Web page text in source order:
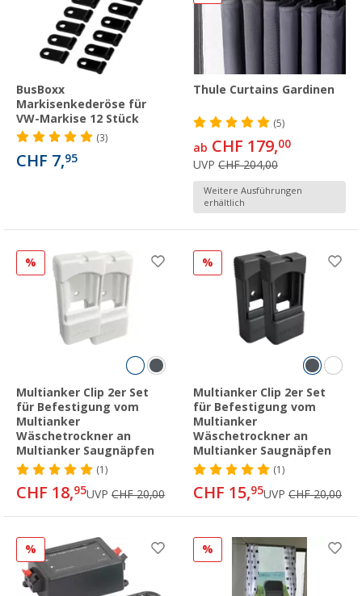
BusBoxx
Markisenkederöse für
VW-Markise 12 Stück
(3)
CHF 7,95
Thule Curtains Gardinen
(5)
ab CHF 179,00
UVP CHF 204,00
Weitere Ausführungen
erhältlich
%
Multianker Clip 2er Set
für Befestigung vom
Multianker
Wäschetrockner an
Multianker Saugnäpfen
(1)
CHF 18,95UVP CHF 20,00
%
Multianker Clip 2er Set
für Befestigung vom
Multianker
Wäschetrockner an
Multianker Saugnäpfen
(1)
CHF 15,95UVP CHF 20,00
% %